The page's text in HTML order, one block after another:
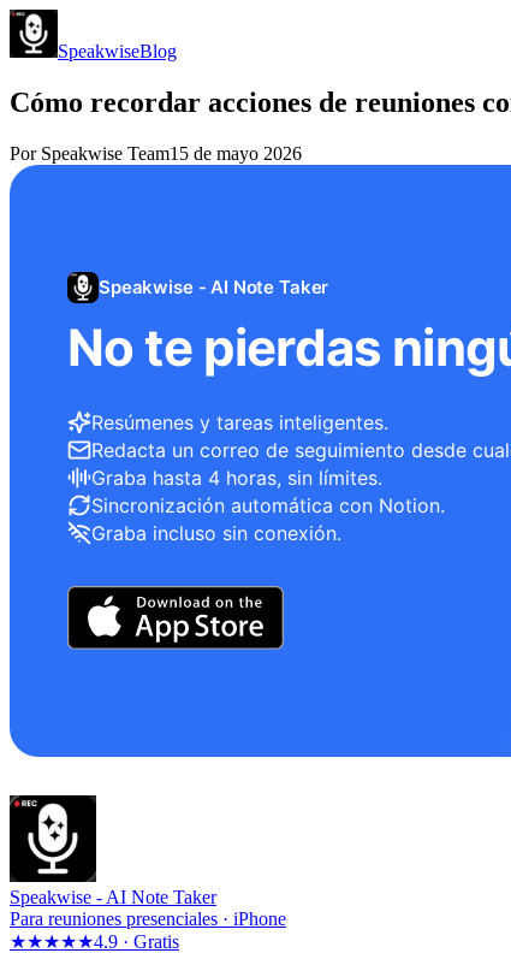
SpeakwiseBlog
Cómo recordar acciones de reuniones
Por Speakwise Team15 de mayo 2026
Speakwise - AI Note Taker
No te pierdas
Resúmenes y tareas inteligentes.
Redacta un correo de seguimiento desde
Graba hasta 4 horas, sin límites.
Sincronización automática con Notion.
Graba incluso sin conexión.
Speakwise - AI Note Taker
Para reuniones presenciales · iPhone
★★★★★4.9 · Gratis